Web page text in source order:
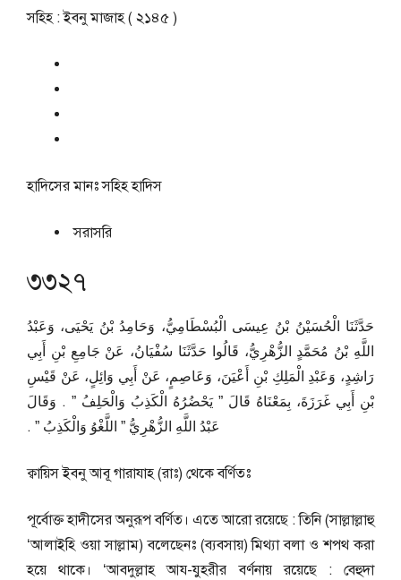
সহিহ : ইবনু মাজাহ ( ২১৪৫ )
হাদিসের মানঃসহিহ হাদিস
সরাসরি
৩৩২৭
حَدَّثَنَا الْحُسَيْنُ بْنُ عِيسَى الْبُسْطَامِيُّ، وَحَامِدُ بْنُ يَحْيَى، وَعَبْدُ
اللَّهِ بْنُ مُحَمَّدٍ الزُّهْرِيُّ، قَالُوا حَدَّثَنَا سُفْيَانُ، عَنْ جَامِعِ بْنِ أَبِي
رَاشِدٍ، وَعَبْدِ الْمَلِكِ بْنِ أَعْيَنَ، وَعَاصِمٍ، عَنْ أَبِي وَائِلٍ، عَنْ قَيْسِ
بْنِ أَبِي غَرَزَةَ، بِمَعْنَاهُ قَالَ ‏”‏ يَحْضُرُهُ الْكَذِبُ وَالْحَلِفُ ‏”‏ ‏.‏ وَقَالَ
عَبْدُ اللَّهِ الزُّهْرِيُّ ‏”‏ اللَّغْوُ وَالْكَذِبُ ‏”‏ ‏.‏
ক্বায়িস ইবনু আবূ গারাযাহ (রাঃ) থেকে বর্ণিতঃ
পূর্বোক্ত হাদীসের অনুরূপ বর্ণিত। এতে আরো রয়েছে : তিনি (সাল্লাল্লাহু
‘আলাইহি ওয়া সাল্লাম) বলেছেনঃ (ব্যবসায়) মিথ্যা বলা ও শপথ করা
হয়ে থাকে। ‘আবদুল্লাহ আয-যুহরীর বর্ণনায় রয়েছে : বেহুদা